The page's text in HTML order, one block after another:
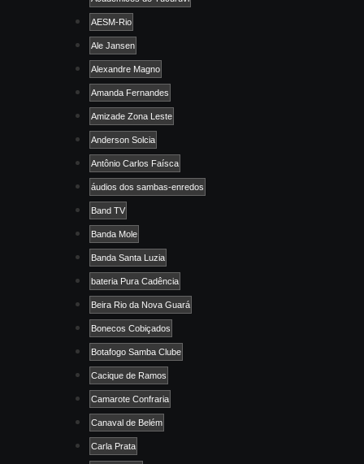
AESM-Rio
Ale Jansen
Alexandre Magno
Amanda Fernandes
Amizade Zona Leste
Anderson Solcia
Antônio Carlos Faísca
áudios dos sambas-enredos
Band TV
Banda Mole
Banda Santa Luzia
bateria Pura Cadência
Beira Rio da Nova Guará
Bonecos Cobiçados
Botafogo Samba Clube
Cacique de Ramos
Camarote Confraria
Canaval de Belém
Carla Prata